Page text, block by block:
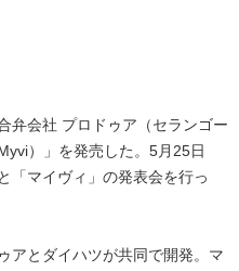
弁会社 プロドゥア（セランゴー
）」を発売した。5月25日
「マイヴィ」の発表会を行っ
アとダイハツが共同で開発。マ